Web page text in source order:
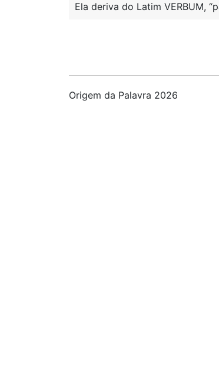
Ela deriva do Latim VERBUM,
Origem da Palavra 2026